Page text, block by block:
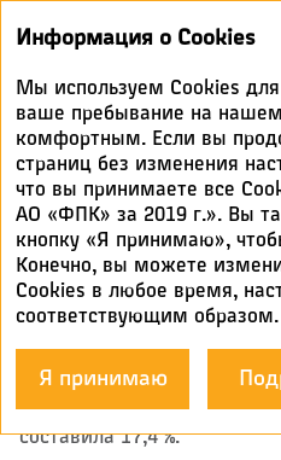
отчет 2019
РЕАЛИЗОВАННЫЕ
Дневные поезда
По итогам 2019 года на 18
пассажиров поездами с
пропуска, всего
человек. Доля перевозок
поездами от общего
составила 17,4 %.
Информация о Cookies
Мы используем Cookies
ваше пребывание на
комфортным. Если вы
страниц без изменения
что вы принимаете все
АО «ФПК» за 2019 г.». Вы
кнопку «Я принимаю»,
Конечно, вы можете
Cookies в любое время,
соответствующим образом.
Я принимаю